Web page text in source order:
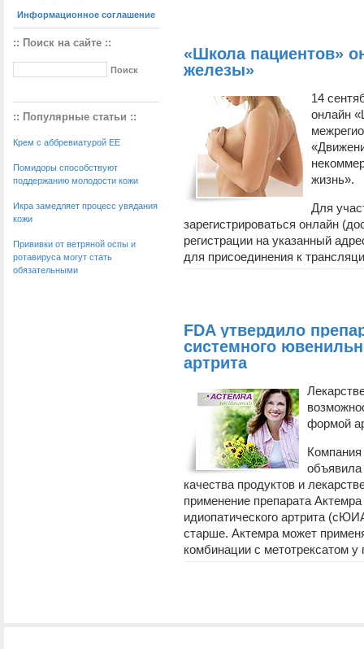
Информационное соглашение
:: Поиск на сайте ::
:: Популярные статьи ::
Крем с аббревиатурой EE
Помидоры способствуют
поддержанию молодости кожи
Икра замедляет процесс увядания
кожи
Прививки от ветряной оспы и
ротавируса могут стать
обязательными
«Школа пациентов»
железы»
14
онлайн
жизнь».
Для
зарегистрироваться онлайн
регистрации на указанный
для присоединения к
FDA утвердило
системного
артрита
формой
объявила
качества продуктов и
применение препарата
идиопатического артрита
старше. Актемра может
комбинации с метотрексатом у